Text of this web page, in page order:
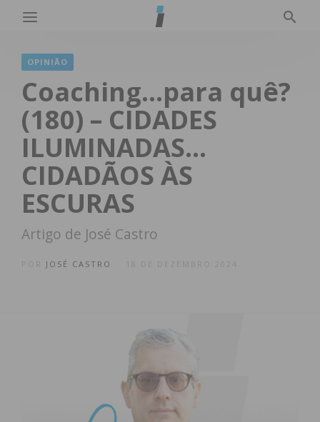
OPINIÃO
Coaching…para quê?
(180) – CIDADES
ILUMINADAS…
CIDADÃOS ÀS
ESCURAS
Artigo de José Castro
JOSÉ CASTRO 18 DE DEZEMBRO 2024